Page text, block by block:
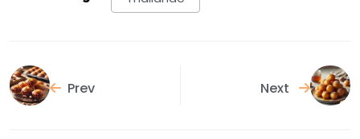
Prev Next